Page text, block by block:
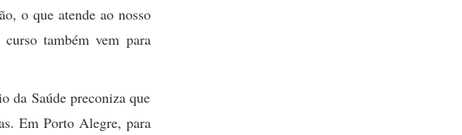
o que atende ao nosso
também vem para
da Saúde preconiza que
Em Porto Alegre, para